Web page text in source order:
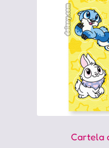
Cartela